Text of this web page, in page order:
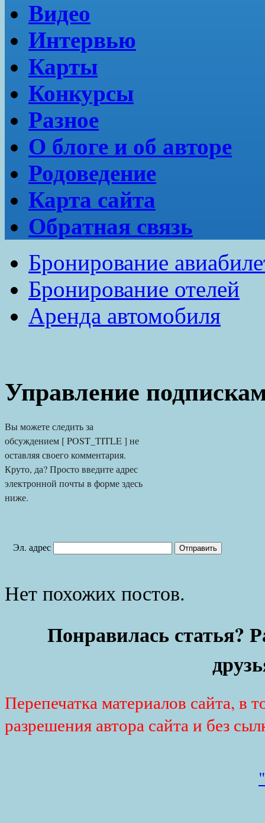
Видео
Интервью
Карты
Конкурсы
Разное
О блоге и об авторе
Родоведение
Карта сайта
Обратная связь
Бронирование
Бронирование отелей
Аренда автомобиля
Управление
Вы можете следить за
обсуждением [ POST_TITLE ] не
оставляя своего комментария.
Круто, да? Просто введите адрес
электронной почты в форме здесь
ниже.
Эл. адрес
Нет похожих постов.
Понравилась статья?
Перепечатка материалов сайта, в
разрешения автора сайта и без